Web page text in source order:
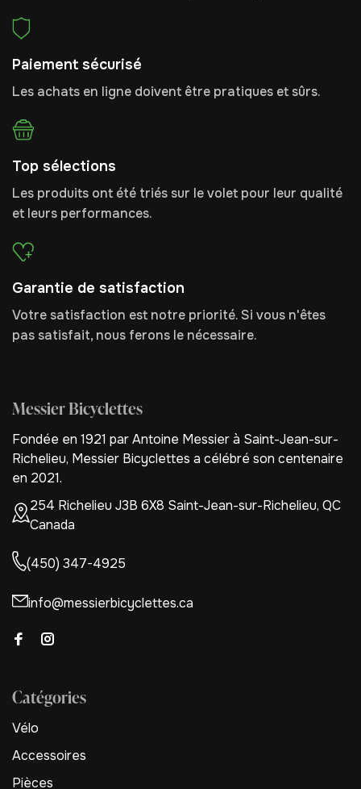
Paiement sécurisé
Les achats en ligne doivent être pratiques et sûrs.
Top sélections
Les produits ont été triés sur le volet pour leur qualité
et leurs performances.
Garantie de satisfaction
Votre satisfaction est notre priorité. Si vous n'êtes
pas satisfait, nous ferons le nécessaire.
Messier Bicyclettes
Fondée en 1921 par Antoine Messier à Saint-Jean-sur-
Richelieu, Messier Bicyclettes a célébré son centenaire
en 2021.
254 Richelieu J3B 6X8 Saint-Jean-sur-Richelieu, QC
Canada
(450) 347-4925
info@messierbicyclettes.ca
Catégories
Vélo
Accessoires
Pièces